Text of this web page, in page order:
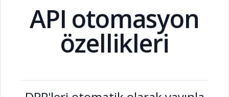
API otomasyon
özellikleri